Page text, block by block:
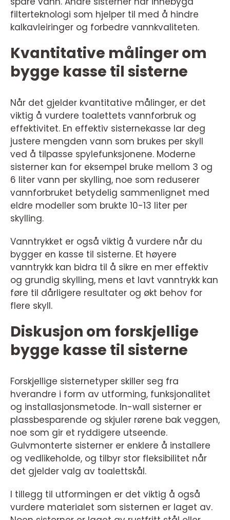
filterteknologi som hjelper til med å hindre
kalkavleiringer og forbedre vannkvaliteten.
Kvantitative målinger om
bygge kasse til sisterne
Når det gjelder kvantitative målinger, er det
viktig å vurdere toalettets vannforbruk og
effektivitet. En effektiv sisternekasse lar deg
justere mengden vann som brukes per skyll
ved å tilpasse spylefunksjonene. Moderne
sisterner kan for eksempel bruke mellom 3 og
6 liter vann per skylling, noe som reduserer
vannforbruket betydelig sammenlignet med
eldre modeller som brukte 10-13 liter per
skylling.
Vanntrykket er også viktig å vurdere når du
bygger en kasse til sisterne. Et høyere
vanntrykk kan bidra til å sikre en mer effektiv
og grundig skylling, mens et lavt vanntrykk kan
føre til dårligere resultater og økt behov for
flere skyll.
Diskusjon om forskjellige
bygge kasse til sisterne
Forskjellige sisternetyper skiller seg fra
hverandre i form av utforming, funksjonalitet
og installasjonsmetode. In-wall sisterner er
plassbesparende og skjuler rørene bak veggen,
noe som gir et ryddigere utseende.
Gulvmonterte sisterner er enklere å installere
og vedlikeholde, og tilbyr stor fleksibilitet når
det gjelder valg av toalettskål.
I tillegg til utformingen er det viktig å også
vurdere materialet som sisternen er laget av.